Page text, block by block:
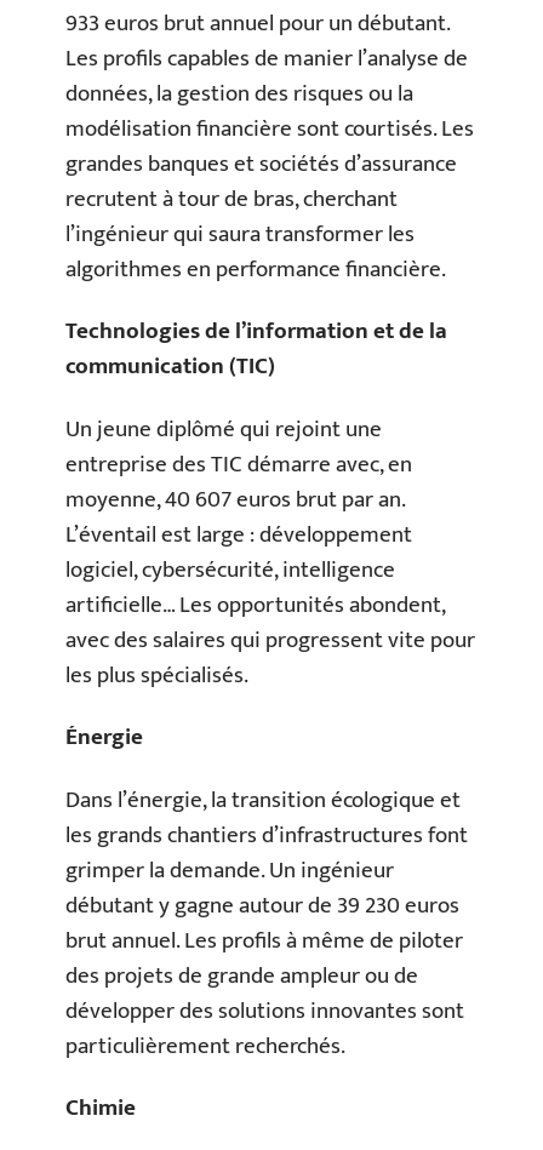
933 euros brut annuel pour un débutant.
Les profils capables de manier l’analyse de
données, la gestion des risques ou la
modélisation financière sont courtisés. Les
grandes banques et sociétés d’assurance
recrutent à tour de bras, cherchant
l’ingénieur qui saura transformer les
algorithmes en performance financière.
Technologies de l’information et de la
communication (TIC)
Un jeune diplômé qui rejoint une
entreprise des TIC démarre avec, en
moyenne, 40 607 euros brut par an.
L’éventail est large : développement
logiciel, cybersécurité, intelligence
artificielle… Les opportunités abondent,
avec des salaires qui progressent vite pour
les plus spécialisés.
Énergie
Dans l’énergie, la transition écologique et
les grands chantiers d’infrastructures font
grimper la demande. Un ingénieur
débutant y gagne autour de 39 230 euros
brut annuel. Les profils à même de piloter
des projets de grande ampleur ou de
développer des solutions innovantes sont
particulièrement recherchés.
Chimie